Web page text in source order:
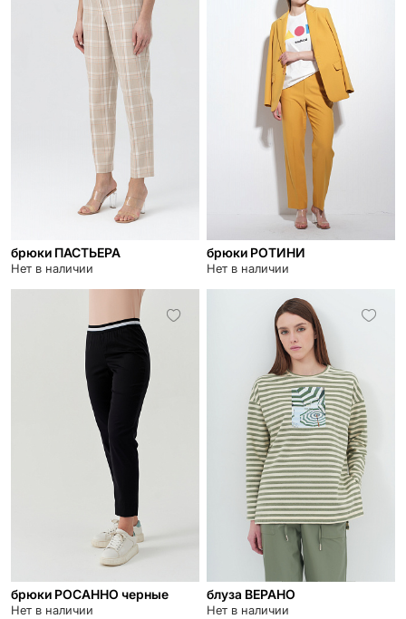
брюки ПАСТЬЕРА
Нет в наличии
брюки РОТИНИ
Нет в наличии
брюки РОСАННО черные
Нет в наличии
блуза ВЕРАНО
Нет в наличии